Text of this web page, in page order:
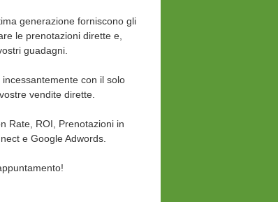
generazione forniscono gli
le prenotazioni dirette e,
guadagni.
con il solo
vendite dirette.
Rate, ROI, Prenotazioni in
e Google Adwords.